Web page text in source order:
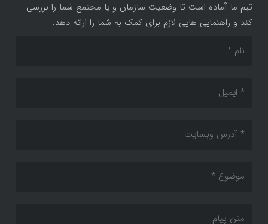
تیم ما آماده است تا وضعیت سازمان و یا مجتمع شما را بررسی
کند و راهنمایی هایی لازم برای کمک به شما را ارائه دهد.